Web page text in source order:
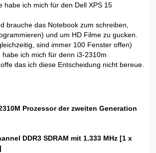
habe ich mich für den Dell XPS 15
brauche das Notebook zum schreiben,
und um HD Filme zu gucken.
sind immer 100 Fenster offen)
habe ich mich für denn i3-2310m
das ich diese Entscheidung nicht bereue.
Prozessor der zweiten Generation
DDR3 SDRAM mit 1.333 MHz [1 x